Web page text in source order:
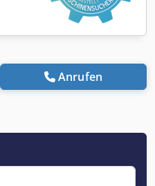
Anrufen